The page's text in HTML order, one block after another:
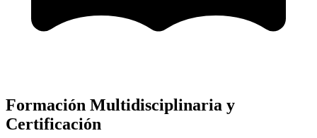
Formación Multidisciplinaria y
Certificación